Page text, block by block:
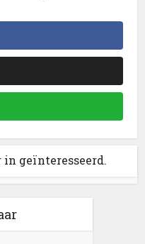
geïnteresseerd.